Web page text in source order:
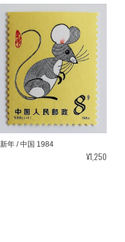
新年 / 中国 1984
¥1,250